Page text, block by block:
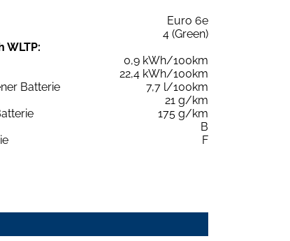
Euro 6e
4 (Green)
WLTP:
0,9 kWh/100km
22,4 kWh/100km
Batterie
7,7 l/100km
21 g/km
175 g/km
B
F